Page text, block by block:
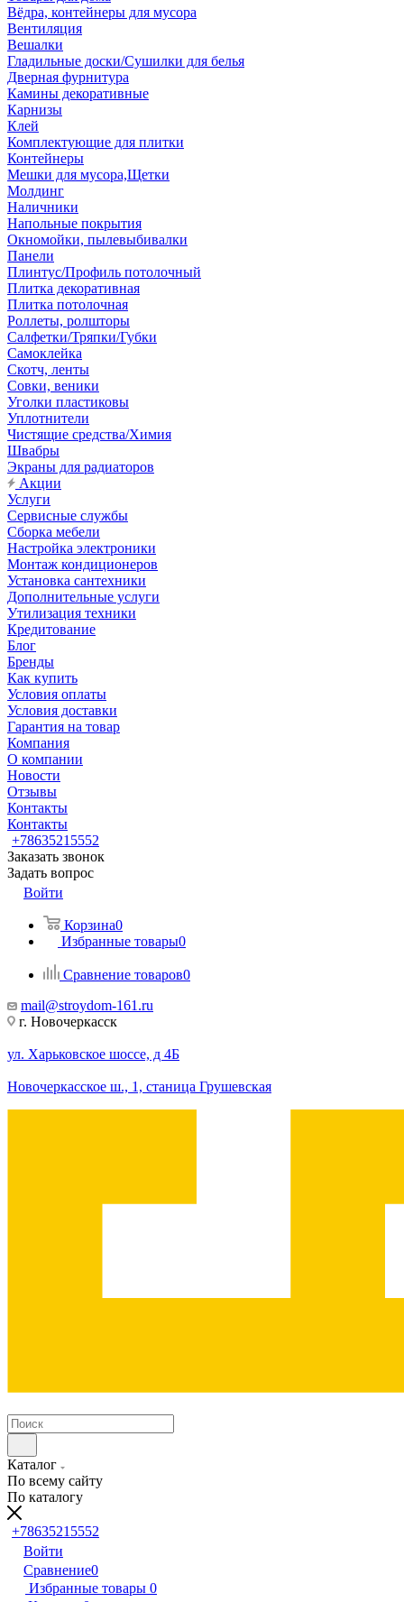
Вёдра, контейнеры для мусора
Вентиляция
Вешалки
Гладильные доски/Сушилки для белья
Дверная фурнитура
Камины декоративные
Карнизы
Клей
Комплектующие для плитки
Контейнеры
Мешки для мусора,Щетки
Молдинг
Наличники
Напольные покрытия
Окномойки, пылевыбивалки
Панели
Плинтус/Профиль потолочный
Плитка декоративная
Плитка потолочная
Роллеты, ролшторы
Салфетки/Тряпки/Губки
Самоклейка
Скотч, ленты
Совки, веники
Уголки пластиковы
Уплотнители
Чистящие средства/Химия
Швабры
Экраны для радиаторов
Акции
Услуги
Сервисные службы
Сборка мебели
Настройка электроники
Монтаж кондиционеров
Установка сантехники
Дополнительные услуги
Утилизация техники
Кредитование
Блог
Бренды
Как купить
Условия оплаты
Условия доставки
Гарантия на товар
Компания
О компании
Новости
Отзывы
Контакты
Контакты
+78635215552
Заказать звонок
Задать вопрос
Войти
Корзина0
Избранные товары0
Сравнение товаров0
mail@stroydom-161.ru
г. Новочеркасск
ул. Харьковское шоссе, д 4Б
Новочеркасское ш., 1, станица Грушевская
Каталог
По всему сайту
По каталогу
+78635215552
Войти
Сравнение0
Избранные товары 0